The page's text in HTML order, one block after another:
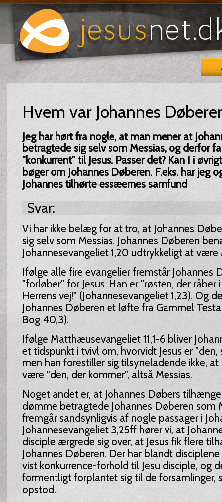
Hvem var Johannes
Jeg har hørt fra nogle, at man mener at
betragtede sig selv som Messias, og derfor
"konkurrent" til Jesus. Passer det? Kan I i
bøger om Johannes Døberen. F.eks. har jeg
Johannes tilhørte essæernes samfund
Svar:
Vi har ikke belæg for at tro, at Johannes
sig selv som Messias. Johannes Døberen
Johannesevangeliet 1,20 udtrykkeligt at være
Ifølge alle fire evangelier fremstår Johannes
"forløber" for Jesus. Han er "røsten, der råber
Herrens vej!" (Johannesevangeliet 1,23). Og
Johannes Døberen et løfte fra Gammel
Bog 40,3).
Ifølge Matthæusevangeliet 11,1-6 bliver
et tidspunkt i tvivl om, hvorvidt Jesus er "den,
men han forestiller sig tilsyneladende ikke, at
være "den, der kommer", altså Messias.
Noget andet er, at Johannes Døbers
dømme betragtede Johannes Døberen som
fremgår sandsynligvis af nogle passager i
Johannesevangeliet 3,25ff hører vi, at
disciple ærgrede sig over, at Jesus fik flere
Johannes Døberen. Der har blandt
vist konkurrence-forhold til Jesu disciple, og
formentligt forplantet sig til de forsamlinger,
opstod.